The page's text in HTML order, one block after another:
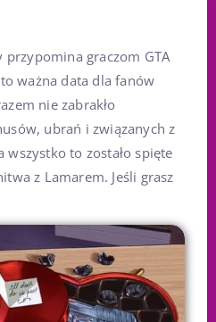
przypomina graczom GTA
ważna data dla fanów
nie zabrakło
ubrań i związanych z
to zostało spięte
z Lamarem. Jeśli grasz